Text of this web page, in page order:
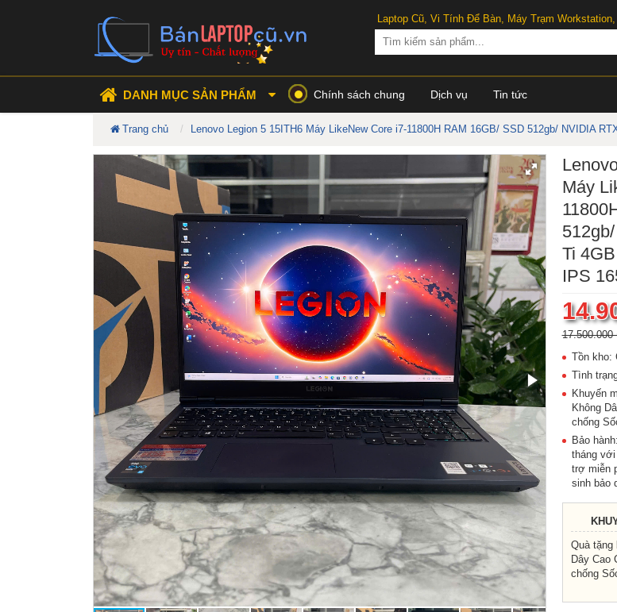
Laptop Cũ, Vi Tính Để Bàn, Máy Trạm
DANH MỤC SẢN PHẨM Chính sách chung Dịch vụ Tin tức
Trang chủ Lenovo Legion 5 15ITH6 Máy LikeNew Core i7-11800H RAM 16GB/ SSD 512gb/ NVIDIA
Máy
Ti
IPS
17.500.000
Tồn kho:
Tình
Khuyến
Không
chống
Bảo
tháng
trợ miễn
sinh bảo
Quà tặng
Dây Cao
chống